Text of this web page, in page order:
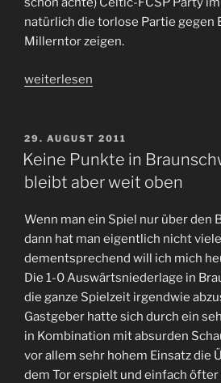
natürlich die torlose Partie gegen
Millerntor zeigen.
„Völlig
Rolle
–
#FCSP
die
Nullnummer
daheim
gegen
Braunschweig
sowie
das
#DFB-
Versagen“
weiterlesen
VERÖFFENTLICHT
AM
29. AUGUST 2011
Keine Punkte in
bleibt aber weit oben
Wenn man ein Spiel nur über den
dann hat man eigentlich nicht
dementsprechend will ich mich
Die 1-0 Auswärtsniederlage in
die ganze Spielzeit irgendwie
Gastgeber hatte sich durch ein
in Kombination mit absurden
vor allem sehr hohem Einsatz die
dem Tor erspielt und einfach